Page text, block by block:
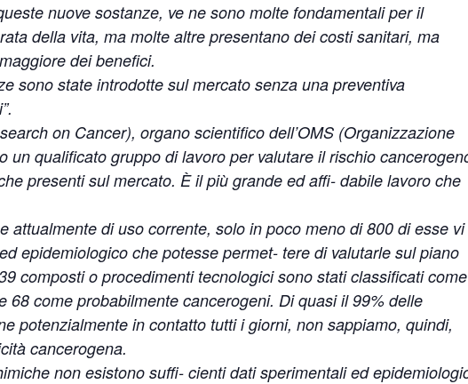
nuove sostanze, ve ne sono molte fondamentali per il
della vita, ma molte altre presentano dei costi sanitari, ma
dei benefici.
sono state introdotte sul mercato senza una preventiva
on Cancer), organo scientifico dell’OMS (Organizzazione
un qualificato gruppo di lavoro per valutare il rischio
presenti sul mercato. È il più grande ed affi- dabile lavoro che
attualmente di uso corrente, solo in poco meno di 800 di esse vi
epidemiologico che potesse permet- tere di valutarle sul piano
composti o procedimenti tecnologici sono stati classificati come
68 come probabilmente cancerogeni. Di quasi il 99% delle
potenzialmente in contatto tutti i giorni, non sappiamo, quindi,
cancerogena.
non esistono suffi- cienti dati sperimentali ed